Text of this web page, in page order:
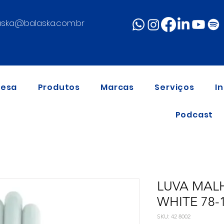
Produtos Marcas Serviços
Podcast
LUVA
WHITE 78-
SKU: 42 8002